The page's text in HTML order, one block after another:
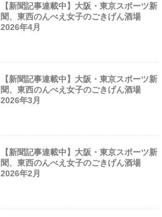
【新聞記事連載中】大阪・東京スポーツ新
聞、東西のんべえ女子のごきげん酒場
2026年4月
【新聞記事連載中】大阪・東京スポーツ新
聞、東西のんべえ女子のごきげん酒場
2026年3月
【新聞記事連載中】大阪・東京スポーツ新
聞、東西のんべえ女子のごきげん酒場
2026年2月